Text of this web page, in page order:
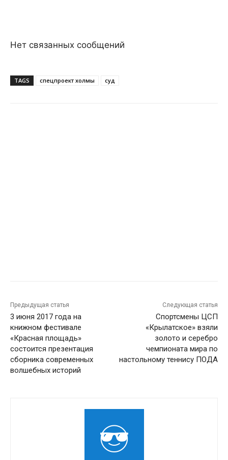
Нет связанных сообщений
TAGS спецпроект холмы суд
Предыдущая статья
3 июня 2017 года на
книжном фестивале
«Красная площадь»
состоится презентация
сборника современных
волшебных историй
Следующая статья
Спортсмены ЦСП
«Крылатское» взяли
золото и серебро
чемпионата мира по
настольному теннису ПОДА